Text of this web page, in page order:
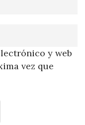
y web
vez que